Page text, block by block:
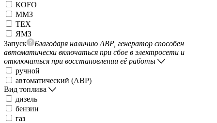
КОFO
ММЗ
ТЕХ
ЯМЗ
Запуск
Благодаря наличию АВР, генератор способен
автоматически включаться при сбое в электросети и
отключаться при восстановлении её работы
ручной
автоматический (АВР)
Вид топлива
дизель
бензин
газ